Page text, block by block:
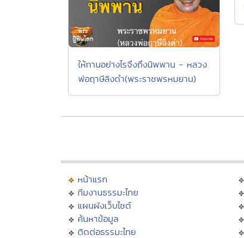
ให้ทานอย่างไรจึงถึงนิพพาน - หลวง
พ่อฤาษีลิงดำ(พระราชพรหมยาน)
หน้าแรก
ทีมงานธรรมะไทย
แผนผังเว็บไซต์
ค้นหาข้อมูล
ติดต่อธรรมะไทย